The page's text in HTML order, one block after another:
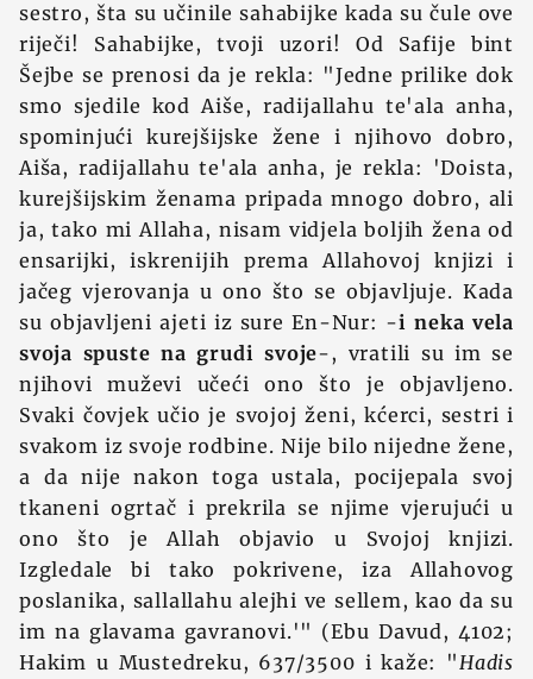
sestro, šta su učinile sahabijke kada su čule ove
riječi! Sahabijke, tvoji uzori! Od Safije bint
Šejbe se prenosi da je rekla: "Jedne prilike dok
smo sjedile kod Aiše, radijallahu te'ala anha,
spominjući kurejšijske žene i njihovo dobro,
Aiša, radijallahu te'ala anha, je rekla: 'Doista,
kurejšijskim ženama pripada mnogo dobro, ali
ja, tako mi Allaha, nisam vidjela boljih žena od
ensarijki, iskrenijih prema Allahovoj knjizi i
jačeg vjerovanja u ono što se objavljuje. Kada
su objavljeni ajeti iz sure En-Nur: -i neka vela
svoja spuste na grudi svoje-, vratili su im se
njihovi muževi učeći ono što je objavljeno.
Svaki čovjek učio je svojoj ženi, kćerci, sestri i
svakom iz svoje rodbine. Nije bilo nijedne žene,
a da nije nakon toga ustala, pocijepala svoj
tkaneni ogrtač i prekrila se njime vjerujući u
ono što je Allah objavio u Svojoj knjizi.
Izgledale bi tako pokrivene, iza Allahovog
poslanika, sallallahu alejhi ve sellem, kao da su
im na glavama gavranovi.'" (Ebu Davud, 4102;
Hakim u Mustedreku, 637/3500 i kaže: "Hadis